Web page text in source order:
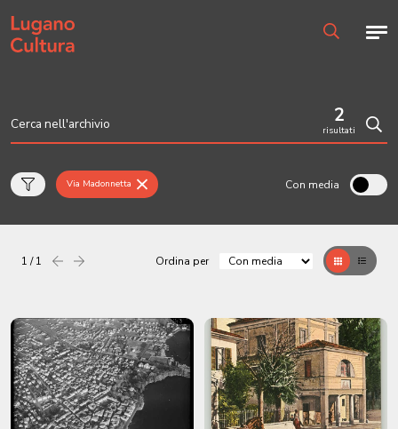
Home page
2
risultati
Via Madonnetta Con media
1 / 1 Precedentesuccessiva Ordina per GrigliaTable